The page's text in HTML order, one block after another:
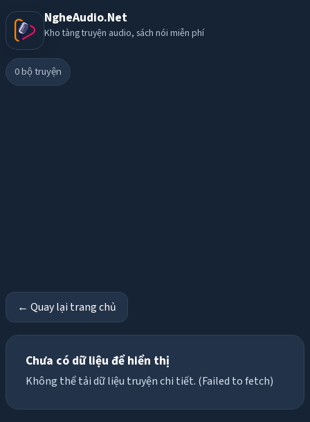
NgheAudio.Net
Kho tàng truyện audio, sách nói miễn phí
0bộ truyện
← Quay lại trang chủ
Chưa có dữ liệu để hiển thị
Không thể tải dữ liệu truyện chi tiết. (Failed to fetch)